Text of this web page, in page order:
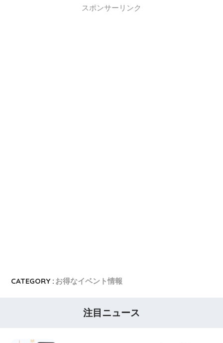
スポンサーリンク
CATEGORY : お得なイベント情報
注目ニュース